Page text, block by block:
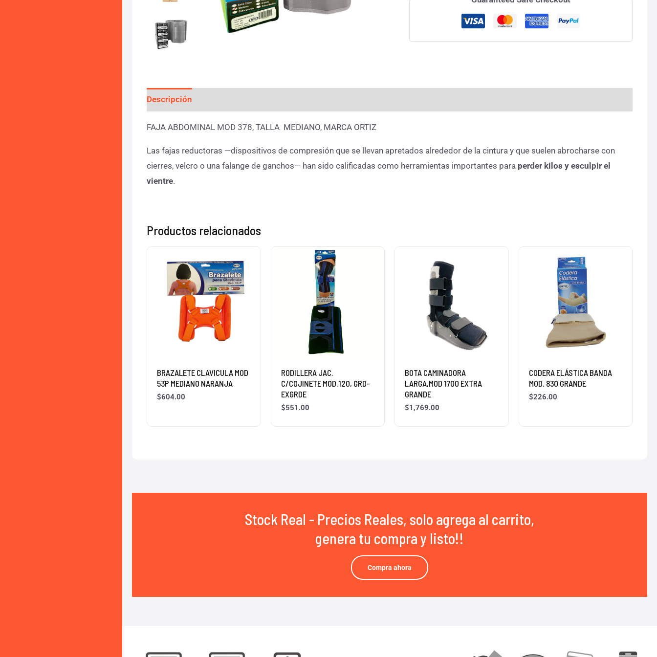
Descripción
FAJA ABDOMINAL MOD 378, TALLA MEDIANO, MARCA ORTIZ
Las fajas reductoras —dispositivos de compresión que se llevan apretados alrededor de la cintura y que suelen abrocharse con
cierres, velcro o una falange de ganchos— han sido calificadas como herramientas importantes para perder kilos y esculpir el
vientre.
Productos relacionados
BRAZALETE CLAVICULA MOD
53P MEDIANO NARANJA
$604.00
RODILLERA JAC.
C/COJINETE MOD.120, GRD-
EXGRDE
$551.00
BOTA CAMINADORA
LARGA,MOD 1700 EXTRA
GRANDE
$1,769.00
CODERA ELÁSTICA BANDA
MOD. 830 GRANDE
$226.00
Stock Real - Precios Reales, solo agrega al carrito,
genera tu compra y listo!!
Compra ahora